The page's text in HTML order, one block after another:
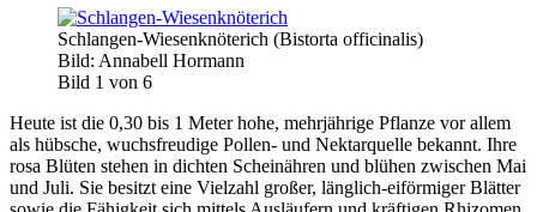
Schlangen-Wiesenknöterich (Bistorta officinalis)
Bild: Annabell Hormann
Bild 1 von 6
Heute ist die 0,30 bis 1 Meter hohe, mehrjährige Pflanze vor allem
als hübsche, wuchsfreudige Pollen- und Nektarquelle bekannt. Ihre
rosa Blüten stehen in dichten Scheinähren und blühen zwischen Mai
und Juli. Sie besitzt eine Vielzahl großer, länglich-eiförmiger Blätter